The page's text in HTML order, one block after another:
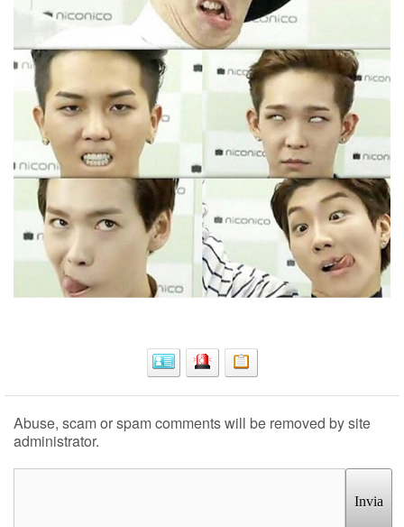
Abuse, scam or spam comments will be removed by site
administrator.
Invia